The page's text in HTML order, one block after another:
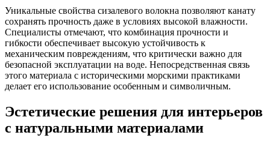
Уникальные свойства сизалевого волокна позволяют канату
сохранять прочность даже в условиях высокой влажности.
Специалисты отмечают, что комбинация прочности и
гибкости обеспечивает высокую устойчивость к
механическим повреждениям, что критически важно для
безопасной эксплуатации на воде. Непосредственная связь
этого материала с историческими морскими практиками
делает его использование особенным и символичным.
Эстетические решения для интерьеров
с натуральными материалами